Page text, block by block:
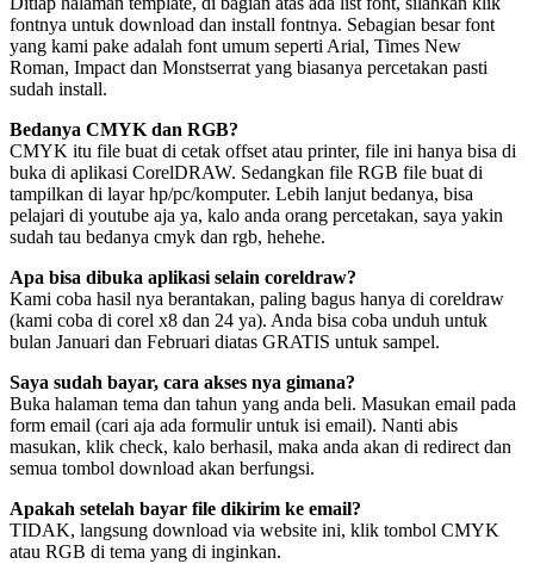
fontnya untuk download dan install fontnya. Sebagian besar font
yang kami pake adalah font umum seperti Arial, Times New
Roman, Impact dan Monstserrat yang biasanya percetakan pasti
sudah install.
Bedanya CMYK dan RGB?
CMYK itu file buat di cetak offset atau printer, file ini hanya bisa di
buka di aplikasi CorelDRAW. Sedangkan file RGB file buat di
tampilkan di layar hp/pc/komputer. Lebih lanjut bedanya, bisa
pelajari di youtube aja ya, kalo anda orang percetakan, saya yakin
sudah tau bedanya cmyk dan rgb, hehehe.
Apa bisa dibuka aplikasi selain coreldraw?
Kami coba hasil nya berantakan, paling bagus hanya di coreldraw
(kami coba di corel x8 dan 24 ya). Anda bisa coba unduh untuk
bulan Januari dan Februari diatas GRATIS untuk sampel.
Saya sudah bayar, cara akses nya gimana?
Buka halaman tema dan tahun yang anda beli. Masukan email pada
form email (cari aja ada formulir untuk isi email). Nanti abis
masukan, klik check, kalo berhasil, maka anda akan di redirect dan
semua tombol download akan berfungsi.
Apakah setelah bayar file dikirim ke email?
TIDAK, langsung download via website ini, klik tombol CMYK
atau RGB di tema yang di inginkan.